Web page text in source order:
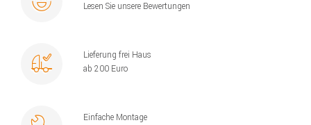
Lesen Sie unsere Bewertungen
Lieferung frei Haus
ab 200 Euro
Einfache Montage